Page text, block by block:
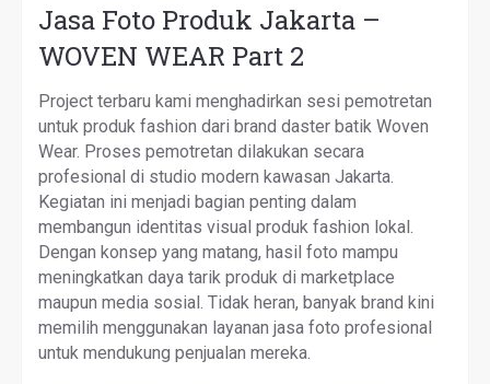
Jasa Foto Produk Jakarta –
WOVEN WEAR Part 2
Project terbaru kami menghadirkan sesi pemotretan
untuk produk fashion dari brand daster batik Woven
Wear. Proses pemotretan dilakukan secara
profesional di studio modern kawasan Jakarta.
Kegiatan ini menjadi bagian penting dalam
membangun identitas visual produk fashion lokal.
Dengan konsep yang matang, hasil foto mampu
meningkatkan daya tarik produk di marketplace
maupun media sosial. Tidak heran, banyak brand kini
memilih menggunakan layanan jasa foto profesional
untuk mendukung penjualan mereka.